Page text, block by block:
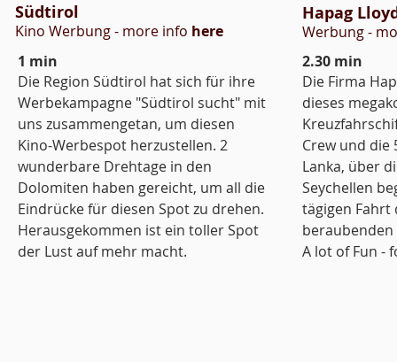
Südtirol
Kino Werbung - more info here
1 min
Die Region Südtirol hat sich für ihre
Werbekampagne "Südtirol sucht" mit
uns zusammengetan, um diesen
Kino-Werbespot herzustellen. 2
wunderbare Drehtage in den
Dolomiten haben gereicht, um all die
Eindrücke für diesen Spot zu drehen.
Herausgekommen ist ein toller Spot
der Lust auf mehr macht. ​
Hapag
Werbung-
2.30 min
Die Firma
dieses
Crew und die
Lanka, über
Seychellen
tägigen Fahrt
A lot of Fun -